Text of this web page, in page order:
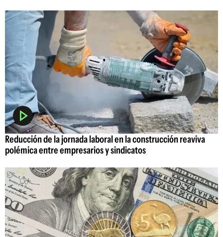
Reducción de la jornada laboral en la construcción reaviva
polémica entre empresarios y sindicatos